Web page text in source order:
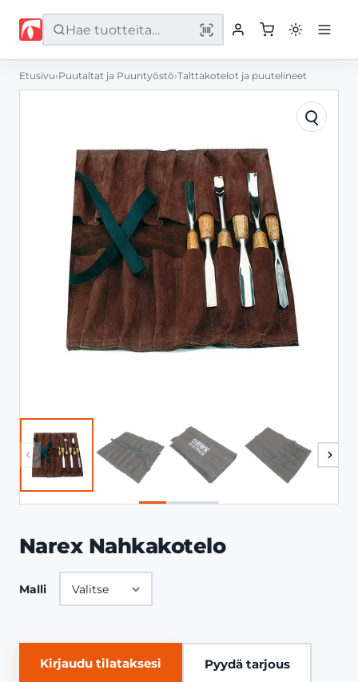
Etusivu
Palvelut
Yhteystiedot
Etusivu›Puutaltat ja Puuntyöstö›Talttakotelot ja puutelineet
Narex Nahkakotelo
Malli
Kirjaudu tilataksesi Pyydä tarjous